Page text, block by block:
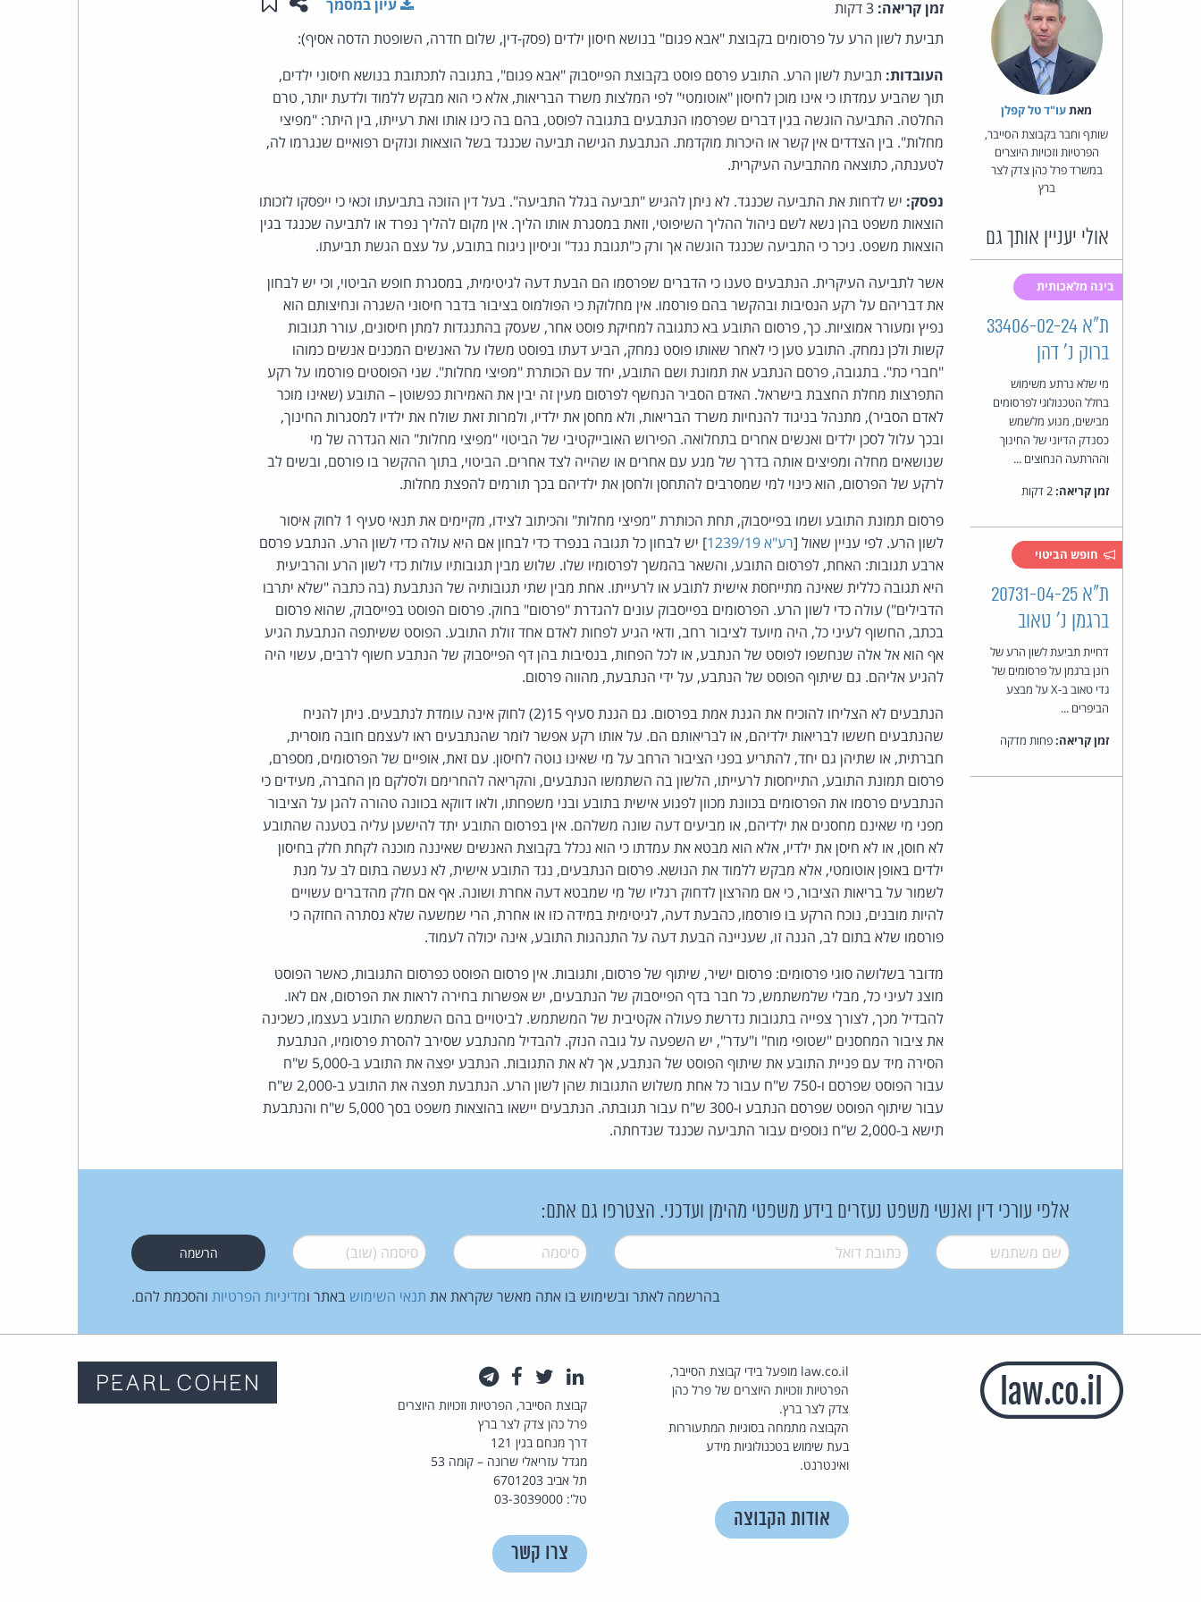
מאת‏עו"ד טל קפלן
שותף וחבר בקבוצת הסייבר,
הפרטיות וזכויות היוצרים
במשרד פרל כהן צדק לצר
ברץ
אולי יעניין אותך גם
בינה מלאכותית
ת"א 33406-02-24
ברוק נ' דהן
מי שלא נרתע משימוש
בחלל הטכנולוגי לפרסומים
מבישים, מנוע מלשמש
כסנדק הדיוני של החינוך
וההרתעה הנחוצים ...
זמן קריאה:
חופש הביטוי
ת"א 20731-04-25
ברגמן נ' טאוב
דחיית תביעת לשון הרע של
רונן ברגמן על פרסומים של
גדי טאוב ב-X על מבצע
הביפרים ...
זמן קריאה:פחות מדקה
זמן קריאה:
עיון במסמך
תביעת לשון הרע על פרסומים בקבוצת "אבא פגום" בנושא חיסון ילדים (פסק-דין, שלום חדרה, השופטת הדסה אסיף):
העובדות: תביעת לשון הרע. התובע פרסם פוסט בקבוצת הפייסבוק "אבא פגום", בתגובה לתכתובת בנושא חיסוני ילדים,
תוך שהביע עמדתו כי אינו מוכן לחיסון "אוטומטי" לפי המלצות משרד הבריאות, אלא כי הוא מבקש ללמוד ולדעת יותר, טרם
החלטה. התביעה הוגשה בגין דברים שפרסמו הנתבעים בתגובה לפוסט, בהם בה כינו אותו ואת רעייתו, בין היתר: "מפיצי
מחלות". בין הצדדים אין קשר או היכרות מוקדמת. הנתבעת הגישה תביעה שכנגד בשל הוצאות ונזקים רפואיים שנגרמו לה,
לטענתה, כתוצאה מהתביעה העיקרית.
נפסק: יש לדחות את התביעה שכנגד. לא ניתן להגיש "תביעה בגלל התביעה". בעל דין הזוכה בתביעתו זכאי כי ייפסקו לזכותו
הוצאות משפט בהן נשא לשם ניהול ההליך השיפוטי, וזאת במסגרת אותו הליך. אין מקום להליך נפרד או לתביעה שכנגד בגין
הוצאות משפט. ניכר כי התביעה שכנגד הוגשה אך ורק כ"תגובת נגד" וניסיון ניגוח בתובע, על עצם הגשת תביעתו.
אשר לתביעה העיקרית. הנתבעים טענו כי הדברים שפרסמו הם הבעת דעה לגיטימית, במסגרת חופש הביטוי, וכי יש לבחון
את דבריהם על רקע הנסיבות ובהקשר בהם פורסמו. אין מחלוקת כי הפולמוס בציבור בדבר חיסוני השגרה ונחיצותם הוא
נפיץ ומעורר אמוציות. כך, פרסום התובע בא כתגובה למחיקת פוסט אחר, שעסק בהתנגדות למתן חיסונים, עורר תגובות
קשות ולכן נמחק. התובע טען כי לאחר שאותו פוסט נמחק, הביע דעתו בפוסט משלו על האנשים המכנים אנשים כמוהו
"חברי כת". בתגובה, פרסם הנתבע את תמונת ושם התובע, יחד עם הכותרת "מפיצי מחלות". שני הפוסטים פורסמו על רקע
התפרצות מחלת החצבת בישראל. האדם הסביר הנחשף לפרסום מעין זה יבין את האמירות כפשוטן – התובע (שאינו מוכר
לאדם הסביר), מתנהל בניגוד להנחיות משרד הבריאות, ולא מחסן את ילדיו, ולמרות זאת שולח את ילדיו למסגרות החינוך,
ובכך עלול לסכן ילדים ואנשים אחרים בתחלואה. הפירוש האובייקטיבי של הביטוי "מפיצי מחלות" הוא הגדרה של מי
שנושאים מחלה ומפיצים אותה בדרך של מגע עם אחרים או שהייה לצד אחרים. הביטוי, בתוך ההקשר בו פורסם, ובשים לב
לרקע של הפרסום, הוא כינוי למי שמסרבים להתחסן ולחסן את ילדיהם בכך תורמים להפצת מחלות.
פרסום תמונת התובע ושמו בפייסבוק, תחת הכותרת "מפיצי מחלות" והכיתוב לצידו, מקיימים את תנאי סעיף 1 לחוק איסור
לשון הרע. לפי עניין שאול [רע"א 1239/19
] יש לבחון כל תגובה בנפרד כדי לבחון אם היא עולה כדי לשון הרע. הנתבע פרסם
ארבע תגובות: האחת, לפרסום התובע, והשאר בהמשך לפרסומיו שלו. שלוש מבין תגובותיו עולות כדי לשון הרע והרביעית
היא תגובה כללית שאינה מתייחסת אישית לתובע או לרעייתו. אחת מבין שתי תגובותיה של הנתבעת (בה כתבה "שלא יתרבו
הדבילים") עולה כדי לשון הרע. הפרסומים בפייסבוק עונים להגדרת "פרסום" בחוק. פרסום הפוסט בפייסבוק, שהוא פרסום
בכתב, החשוף לעיני כל, היה מיועד לציבור רחב, ודאי הגיע לפחות לאדם אחד זולת התובע. הפוסט ששיתפה הנתבעת הגיע
אף הוא אל אלה שנחשפו לפוסט של הנתבע, או לכל הפחות, בנסיבות בהן דף הפייסבוק של הנתבע חשוף לרבים, עשוי היה
להגיע אליהם. גם שיתוף הפוסט של הנתבע, על ידי הנתבעת, מהווה פרסום.
הנתבעים לא הצליחו להוכיח את הגנת אמת בפרסום. גם הגנת סעיף 15(2) לחוק אינה עומדת לנתבעים. ניתן להניח
שהנתבעים חששו לבריאות ילדיהם, או לבריאותם הם. על אותו רקע אפשר לומר שהנתבעים ראו לעצמם חובה מוסרית,
חברתית, או שתיהן גם יחד, להתריע בפני הציבור הרחב על מי שאינו נוטה לחיסון. עם זאת, אופיים של הפרסומים, מספרם,
פרסום תמונת התובע, התייחסות לרעייתו, הלשון בה השתמשו הנתבעים, והקריאה להחרימם ולסלקם מן החברה, מעידים כי
הנתבעים פרסמו את הפרסומים בכוונת מכוון לפגוע אישית בתובע ובני משפחתו, ולאו דווקא בכוונה טהורה להגן על הציבור
מפני מי שאינם מחסנים את ילדיהם, או מביעים דעה שונה משלהם. אין בפרסום התובע יתד להישען עליה בטענה שהתובע
לא חוסן, או לא חיסן את ילדיו, אלא הוא מבטא את עמדתו כי הוא נכלל בקבוצת האנשים שאיננה מוכנה לקחת חלק בחיסון
ילדים באופן אוטומטי, אלא מבקש ללמוד את הנושא. פרסום הנתבעים, נגד התובע אישית, לא נעשה בתום לב על מנת
לשמור על בריאות הציבור, כי אם מהרצון לדחוק רגליו של מי שמבטא דעה אחרת ושונה. אף אם חלק מהדברים עשויים
להיות מובנים, נוכח הרקע בו פורסמו, כהבעת דעה, לגיטימית במידה כזו או אחרת, הרי שמשעה שלא נסתרה החזקה כי
פורסמו שלא בתום לב, הגנה זו, שעניינה הבעת דעה על התנהגות התובע, אינה יכולה לעמוד.
מדובר בשלושה סוגי פרסומים: פרסום ישיר, שיתוף של פרסום, ותגובות. אין פרסום הפוסט כפרסום התגובות, כאשר הפוסט
מוצג לעיני כל, מבלי שלמשתמש, כל חבר בדף הפייסבוק של הנתבעים, יש אפשרות בחירה לראות את הפרסום, אם לאו.
להבדיל מכך, לצורך צפייה בתגובות נדרשת פעולה אקטיבית של המשתמש. לביטויים בהם השתמש התובע בעצמו, כשכינה
את ציבור המחסנים "שטופי מוח" ו"עדר", יש השפעה על גובה הנזק. להבדיל מהנתבע שסירב להסרת פרסומיו, הנתבעת
הסירה מיד עם פניית התובע את שיתוף הפוסט של הנתבע, אך לא את התגובות. הנתבע יפצה את התובע ב-5,000 ש"ח
עבור הפוסט שפרסם ו-750 ש"ח עבור כל אחת משלוש התגובות שהן לשון הרע. הנתבעת תפצה את התובע ב-2,000 ש"ח
עבור שיתוף הפוסט שפרסם הנתבע ו-300 ש"ח עבור תגובתה. הנתבעים יישאו בהוצאות משפט בסך 5,000 ש"ח והנתבעת
תישא ב-2,000 ש"ח נוספים עבור התביעה שכנגד שנדחתה.
אלפי עורכי דין ואנשי משפט נעזרים בידע משפטי מהימן ועדכני. הצטרפו גם אתם:
שם משתמש* דואל* סיסמה* סיסמה (שוב)*
בהרשמה לאתר ובשימוש בו אתה מאשר שקראת את תנאי השימוש באתר ומדיניות הפרטיות והסכמת להם.
law.co.il מופעל בידי קבוצת הסייבר,
הפרטיות וזכויות היוצרים של פרל כהן
צדק לצר ברץ.
הקבוצה מתמחה בסוגיות המתעוררות
בעת שימוש בטכנולוגיות מידע
ואינטרנט.
אודות הקבוצה
לינקדאין
טוויטרפייסבוק
קבוצת הסייבר, הפרטיות וזכויות היוצרים
פרל כהן צדק לצר ברץ
דרך מנחם בגין 121
מגדל עזריאלי שרונה – קומה 53
תל אביב 6701203
טל': 03-3039000
צרו קשר